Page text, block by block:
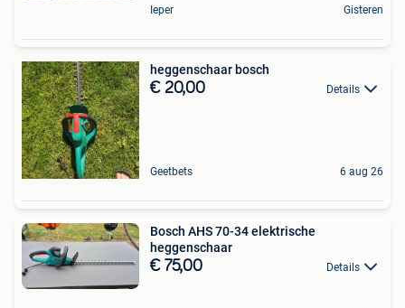
Ieper Gisteren
heggenschaar bosch
€ 20,00 Details
Geetbets 6 aug 26
Bosch AHS 70-34 elektrische
heggenschaar
€ 75,00 Details